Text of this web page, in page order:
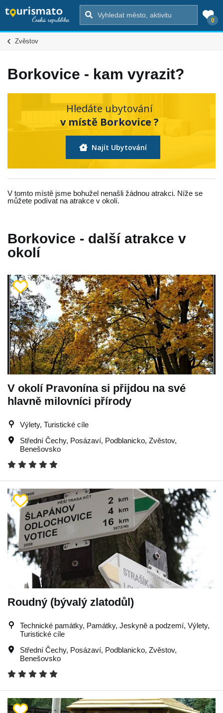
0
Zvěstov
Borkovice - kam vyrazit?
Hledáte ubytování
v místě Borkovice ?
Najít Ubytování
V tomto místě jsme bohužel nenašli žádnou atrakci. Níže se
můžete podívat na atrakce v okolí.
Borkovice - další atrakce v
okolí
V okolí Pravonína si přijdou na své
hlavně milovníci přírody
Výlety, Turistické cíle
Střední Čechy, Posázaví, Podblanicko, Zvěstov,
Benešovsko
Roudný (bývalý zlatodůl)
Technické památky, Památky, Jeskyně a podzemí, Výlety,
Turistické cíle
Střední Čechy, Posázaví, Podblanicko, Zvěstov,
Benešovsko